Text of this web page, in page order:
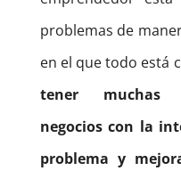
problemas de
en el que todo está
tener muchas
negocios con la
problema y